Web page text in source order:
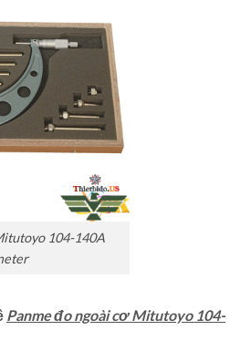
104-140A
Panme đo ngoài cơ Mitutoyo 104-